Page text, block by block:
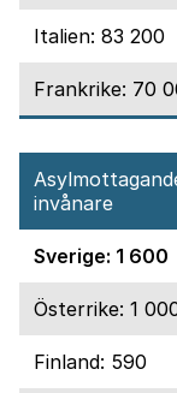
Italien: 83 200
Frankrike: 70
invånare
Sverige: 1 600
Österrike: 1
Finland: 590